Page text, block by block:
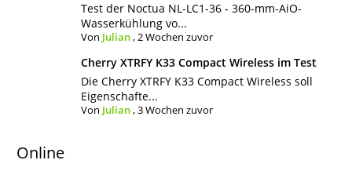
Test der Noctua NL-LC1-36 - 360-mm-AiO-
Wasserkühlung vo...
Von Julian,2 Wochen zuvor
Cherry XTRFY K33 Compact Wireless im Test
Die Cherry XTRFY K33 Compact Wireless soll
Eigenschafte...
Von Julian,3 Wochen zuvor
Online